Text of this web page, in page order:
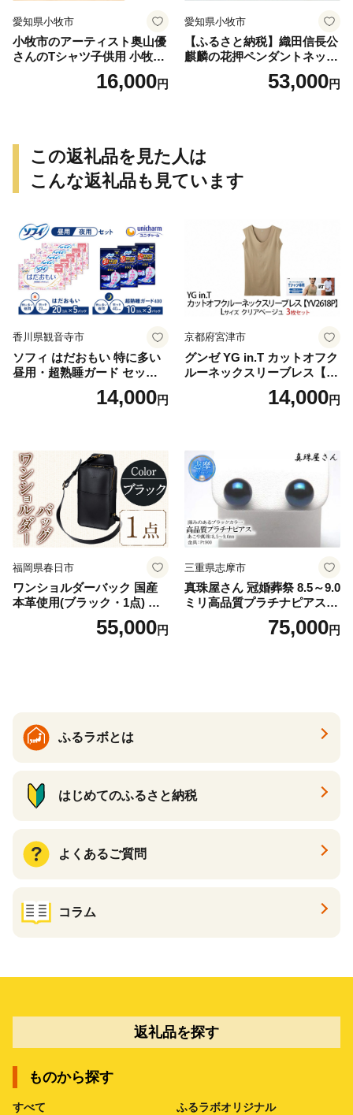
愛知県小牧市
小牧市のアーティスト奥山優
さんのTシャツ子供用 小牧市
16,000円
愛知県小牧市
【ふるさと納税】織田信長公
麒麟の花押ペンダントネック
53,000円
この返礼品を見た人は
こんな返礼品も見ています
香川県観音寺市
ソフィ はだおもい 特に多い
昼用・超熟睡ガード セット
羽付き ナプキン 生理用品 サ
ニタリー ユニ・チャーム
14,000円
京都府宮津市
グンゼ YG in.T カットオフク
ルーネックスリーブレス【Y
V2618P】Lサイズ クリアベ
ージュ3枚セット [№5716-04
14,000円
福岡県春日市
ワンショルダーバック 国産
本革使用(ブラック・1点) 鞄
バック バッグ カバン レザー
国産 日本製 牛革 黒 革 革製
55,000円
三重県志摩市
真珠屋さん 冠婚葬祭 8.5～9.0
ミリ高品質プラチナピアス P
t900 志摩産アコヤ真珠 ブラ
ックパール 黒真珠75,000円
ふるラボとは
はじめてのふるさと納税
よくあるご質問
コラム
返礼品を探す
ものから探す
すべて ふるラボオリジナル